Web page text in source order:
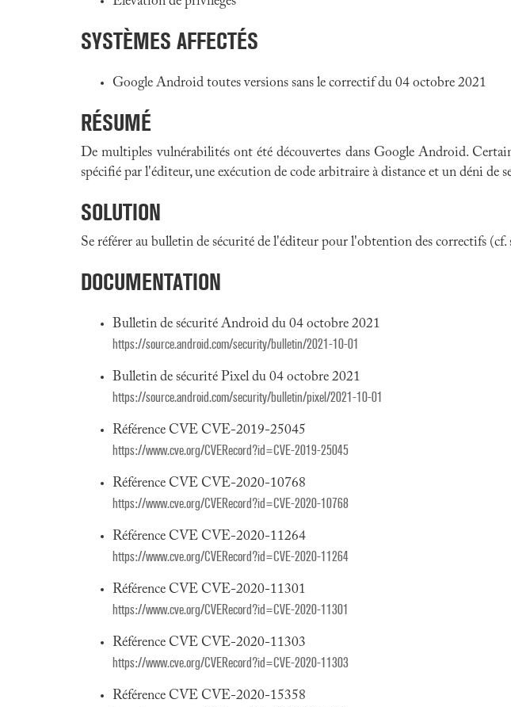
SYSTÈMES AFFECTÉS
Google Android toutes versions sans le correctif du 04 octobre 2021
RÉSUMÉ
De multiples vulnérabilités ont été découvertes dans Google Android.
spécifié par l'éditeur, une exécution de code arbitraire à distance et un déni de
SOLUTION
Se référer au bulletin de sécurité de l'éditeur pour l'obtention des correctifs
DOCUMENTATION
Bulletin de sécurité Android du 04 octobre 2021
https://source.android.com/security/bulletin/2021-10-01
Bulletin de sécurité Pixel du 04 octobre 2021
https://source.android.com/security/bulletin/pixel/2021-10-01
Référence CVE CVE-2019-25045
https://www.cve.org/CVERecord?id=CVE-2019-25045
Référence CVE CVE-2020-10768
https://www.cve.org/CVERecord?id=CVE-2020-10768
Référence CVE CVE-2020-11264
https://www.cve.org/CVERecord?id=CVE-2020-11264
Référence CVE CVE-2020-11301
https://www.cve.org/CVERecord?id=CVE-2020-11301
Référence CVE CVE-2020-11303
https://www.cve.org/CVERecord?id=CVE-2020-11303
Référence CVE CVE-2020-15358